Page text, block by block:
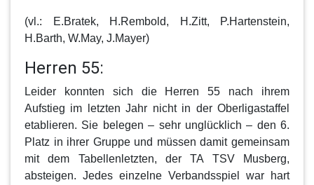
(vl.: E.Bratek, H.Rembold, H.Zitt, P.Hartenstein,
H.Barth, W.May, J.Mayer)
Herren 55:
Leider konnten sich die Herren 55 nach ihrem
Aufstieg im letzten Jahr nicht in der Oberligastaffel
etablieren. Sie belegen – sehr unglücklich – den 6.
Platz in ihrer Gruppe und müssen damit gemeinsam
mit dem Tabellenletzten, der TA TSV Musberg,
absteigen. Jedes einzelne Verbandsspiel war hart